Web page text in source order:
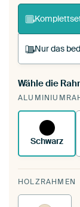
Nur das
Du
deinen
Wähle die
Schwarz
HOLZRAHMEN